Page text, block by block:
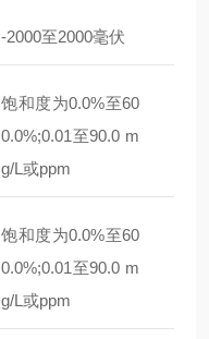
-2000至2000毫伏
饱和度为0.0%至60
0.0%;0.01至90.0 m
g/L或ppm
饱和度为0.0%至60
0.0%;0.01至90.0 m
g/L或ppm